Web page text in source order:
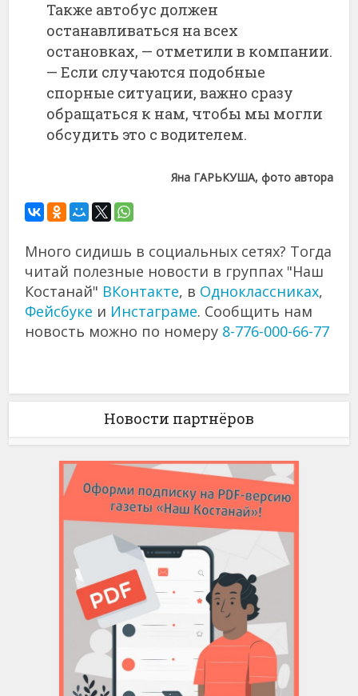
Также автобус должен
останавливаться на всех
остановках, — отметили в компании.
— Если случаются подобные
спорные ситуации, важно сразу
обращаться к нам, чтобы мы могли
обсудить это с водителем.
Яна ГАРЬКУША, фото автора
Много сидишь в социальных сетях? Тогда
читай полезные новости в группах "Наш
Костанай" ВКонтакте, в Одноклассниках,
Фейсбуке и Инстаграме. Сообщить нам
новость можно по номеру 8-776-000-66-77
Новости партнёров